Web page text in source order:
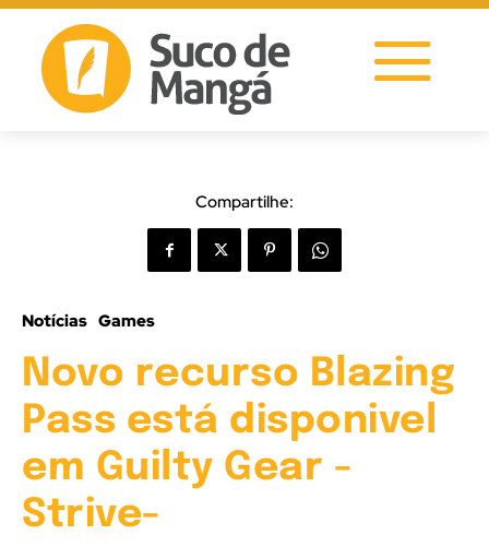
Compartilhe:
Notícias Games
Novo recurso Blazing
Pass está disponivel
em Guilty Gear -
Strive-